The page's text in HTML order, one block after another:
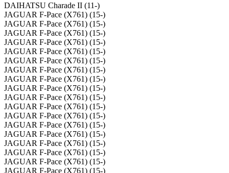
DAIHATSU Charade II (11-)
JAGUAR F-Pace (X761) (15-)
JAGUAR F-Pace (X761) (15-)
JAGUAR F-Pace (X761) (15-)
JAGUAR F-Pace (X761) (15-)
JAGUAR F-Pace (X761) (15-)
JAGUAR F-Pace (X761) (15-)
JAGUAR F-Pace (X761) (15-)
JAGUAR F-Pace (X761) (15-)
JAGUAR F-Pace (X761) (15-)
JAGUAR F-Pace (X761) (15-)
JAGUAR F-Pace (X761) (15-)
JAGUAR F-Pace (X761) (15-)
JAGUAR F-Pace (X761) (15-)
JAGUAR F-Pace (X761) (15-)
JAGUAR F-Pace (X761) (15-)
JAGUAR F-Pace (X761) (15-)
JAGUAR F-Pace (X761) (15-)
JAGUAR F-Pace (X761) (15-)